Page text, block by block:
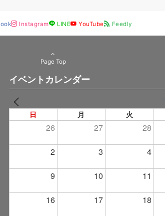
Instagram LINE YouTube Feedly
Page Top
イベントカレンダー
日 月 火
26 27 28
2 3 4
9 10 11
16 17 18